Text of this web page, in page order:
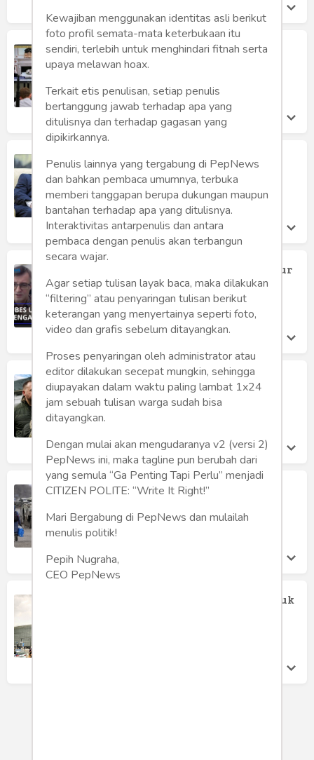
Glorifikasi Berlebihan atas Lawatan
Jokowi ke Ukraina dan Rusia
Senin 4 Jul, 2022
Dunia Salah Berhitung
Tengku Zulkifli Usman
Rabu 29 Jun, 2022
Wajar Dubes Ukraina Kecam Gubernur
Edy Rahmayadi
Tengku Zulkifli Usman
Kamis 9 Jun, 2022
Pesan Zelensky: "Gali Lebih Dalam!"
Kezia Dewi
Selasa 31 May, 2022
Cari Musuh
Jumat 27 May, 2022
Europe Day 2022 dan Solidaritas untuk
Kewajiban menggunakan identitas asli berikut
foto profil semata-mata keterbukaan itu
sendiri, terlebih untuk menghindari fitnah serta
upaya melawan hoax.
Terkait etis penulisan, setiap penulis
bertanggung jawab terhadap apa yang
ditulisnya dan terhadap gagasan yang
dipikirkannya.
Penulis lainnya yang tergabung di PepNews
dan bahkan pembaca umumnya, terbuka
memberi tanggapan berupa dukungan maupun
bantahan terhadap apa yang ditulisnya.
Interaktivitas antarpenulis dan antara
pembaca dengan penulis akan terbangun
secara wajar.
Agar setiap tulisan layak baca, maka dilakukan
“filtering” atau penyaringan tulisan berikut
keterangan yang menyertainya seperti foto,
video dan grafis sebelum ditayangkan.
Proses penyaringan oleh administrator atau
editor dilakukan secepat mungkin, sehingga
diupayakan dalam waktu paling lambat 1x24
jam sebuah tulisan warga sudah bisa
ditayangkan.
Dengan mulai akan mengudaranya v2 (versi 2)
PepNews ini, maka tagline pun berubah dari
yang semula “Ga Penting Tapi Perlu” menjadi
CITIZEN POLITE: “Write It Right!”
Mari Bergabung di PepNews dan mulailah
menulis politik!
Pepih Nugraha,
CEO PepNews